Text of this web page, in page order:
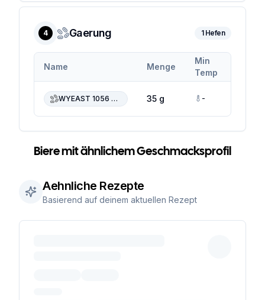
4 Gaerung 1Hefen
Name Menge
Min
Temp
WYEAST 1056 American Ale 35 g -
Biere mit ähnlichem Geschmacksprofil
Aehnliche Rezepte
Basierend auf deinem aktuellen Rezept